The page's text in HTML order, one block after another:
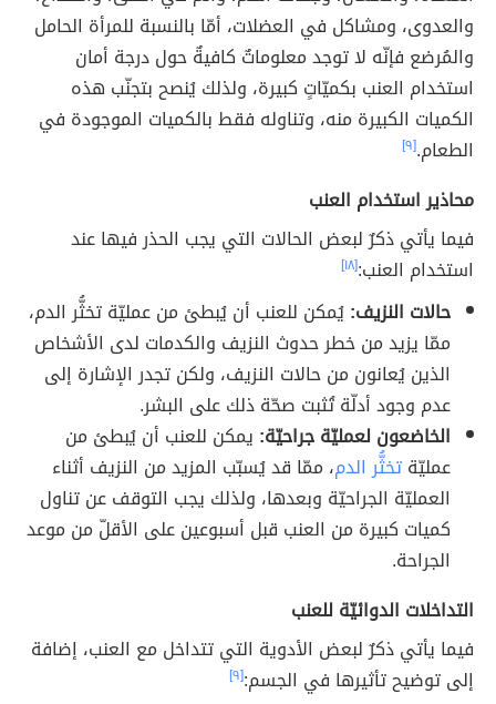
والعدوى، ومشاكل في العضلات، أمّا بالنسبة للمرأة الحامل
والمُرضع فإنّه لا توجد معلوماتٌ كافيةٌ حول درجة أمان
استخدام العنب بكميّاتٍ كبيرة، ولذلك يُنصح بتجنّب هذه
الكميات الكبيرة منه، وتناوله فقط بالكميات الموجودة في
الطعام.[٩]
محاذير استخدام العنب
فيما يأتي ذكرٌ لبعض الحالات التي يجب الحذر فيها عند
استخدام العنب:[١٨]
حالات النزيف:يُمكن للعنب أن يُبطئ من عمليّة تخثُّر الدم،
ممّا يزيد من خطر حدوث النزيف والكدمات لدى الأشخاص
الذين يُعانون من حالات النزيف، ولكن تجدر الإشارة إلى
عدم وجود أدلّة تُثبت صحّة ذلك على البشر.
الخاضعون لعمليّة جراحيّة: يمكن للعنب أن يُبطئ من
عمليّةتخثُّر الدم، ممّا قد يُسبّب المزيد من النزيف أثناء
العمليّة الجراحيّة وبعدها، ولذلك يجب التوقف عن تناول
كميات كبيرة من العنب قبل أسبوعين على الأقلّ من موعد
الجراحة.
التداخلات الدوائيّة للعنب
فيما يأتي ذكرٌ لبعض الأدوية التي تتداخل مع العنب، إضافة
إلى توضيح تأثيرها في الجسم:[٩]